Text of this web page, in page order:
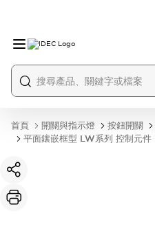
首頁 開關與指示燈 按鈕開關
平面鑲嵌框型 LW系列 控制元件